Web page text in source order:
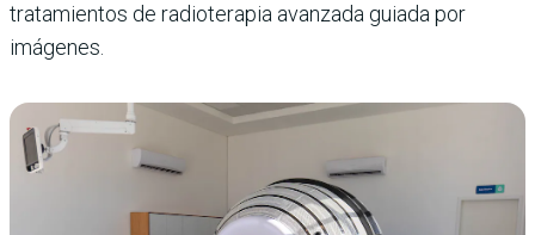
tratamientos de radioterapia avanzada guiada por
imágenes.